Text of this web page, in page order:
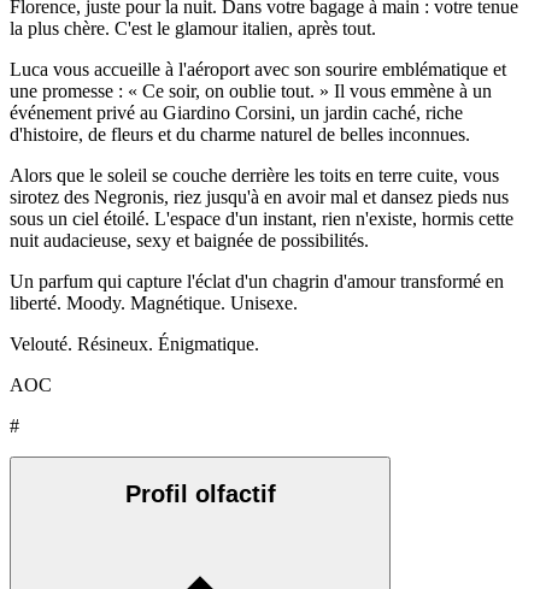
Florence, juste pour la nuit. Dans votre bagage à main : votre tenue
la plus chère. C'est le glamour italien, après tout.
Luca vous accueille à l'aéroport avec son sourire emblématique et
une promesse : « Ce soir, on oublie tout. » Il vous emmène à un
événement privé au Giardino Corsini, un jardin caché, riche
d'histoire, de fleurs et du charme naturel de belles inconnues.
Alors que le soleil se couche derrière les toits en terre cuite, vous
sirotez des Negronis, riez jusqu'à en avoir mal et dansez pieds nus
sous un ciel étoilé. L'espace d'un instant, rien n'existe, hormis cette
nuit audacieuse, sexy et baignée de possibilités.
Un parfum qui capture l'éclat d'un chagrin d'amour transformé en
liberté. Moody. Magnétique. Unisexe.
Velouté. Résineux. Énigmatique.
AOC
#
Profil olfactif